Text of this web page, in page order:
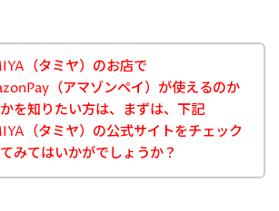
（タミヤ）のお店で
（アマゾンペイ）が使えるのか
を知りたい方は、まずは、下記
（タミヤ）の公式サイトをチェック
みてはいかがでしょうか？